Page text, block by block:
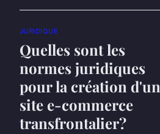
JURIDIQUE
Quelles sont les
normes juridiques
pour la création d'un
site e-commerce
transfrontalier?